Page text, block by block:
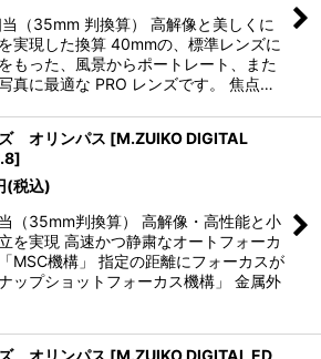
（35mm 判換算） 高解像と美しくに
実現した換算 40mmの、標準レンズに
もった、風景からポートレート、また
真に最適な PRO レンズです。 焦点…
オリンパス [M.ZUIKO DIGITAL
]
(税込)
（35mm判換算） 高解像・高性能と小
を実現 高速かつ静粛なオートフォーカ
MSC機構」 指定の距離にフォーカスが
ップショットフォーカス機構」 金属外